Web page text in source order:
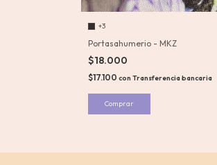
+3
Portasahumerio - MKZ
$18.000
$17.100 con Transferencia bancaria
Comprar